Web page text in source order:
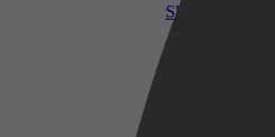
SkyShowtime